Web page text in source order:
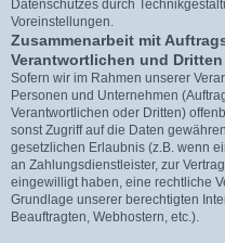
Datenschutzes durch
Voreinstellungen.
Zusammenarbeit mit
Verantwortlichen und Dritten
Sofern wir im Rahmen unserer
Personen und Unternehmen
Verantwortlichen oder Dritten)
sonst Zugriff auf die Daten
gesetzlichen Erlaubnis (z.B. wenn
an Zahlungsdienstleister, zur
eingewilligt haben, eine rechtliche
Grundlage unserer berechtigten
Beauftragten, Webhostern, etc.).